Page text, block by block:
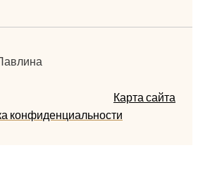
Карта сайта
конфиденциальности